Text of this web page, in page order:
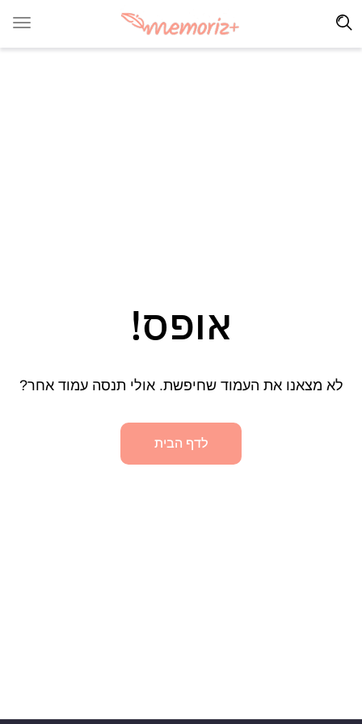
אופס!
לא מצאנו את העמוד שחיפשת. אולי תנסה עמוד אחר?
לדף הבית